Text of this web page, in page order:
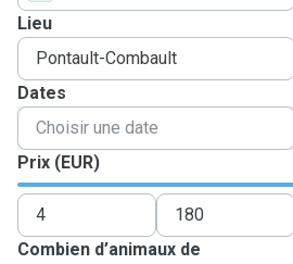
Lieu
Dates
Prix (EUR)
Combien d’animaux de